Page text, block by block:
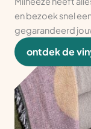
en bezoek snel
gegarandeerd
ontdek de